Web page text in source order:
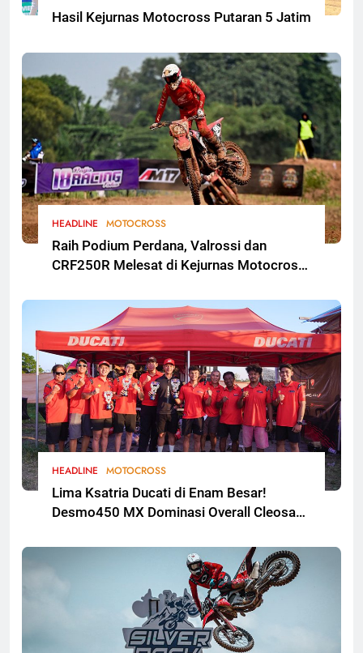
Hasil Kejurnas Motocross Putaran 5 Jatim
HEADLINE MOTOCROSS
Raih Podium Perdana, Valrossi dan
CRF250R Melesat di Kejurnas Motocross
HEADLINE MOTOCROSS
Lima Ksatria Ducati di Enam Besar!
Desmo450 MX Dominasi Overall Cleosa